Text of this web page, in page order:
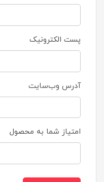
پست الکترونیک
آدرس وب‌سایت
امتیاز شما به محصول